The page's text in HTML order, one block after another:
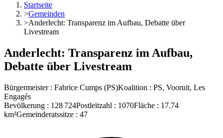
Startseite
>Gemeinden
>Anderlecht: Transparenz im Aufbau, Debatte über
Livestream
Anderlecht: Transparenz im Aufbau,
Debatte über Livestream
Bürgermeister: Fabrice Cumps (PS)Koalition : PS, Vooruit, Les
Engagés
Bevölkerung : 128 724Postleitzahl : 1070Fläche : 17.74
km²Gemeinderatssitze : 47